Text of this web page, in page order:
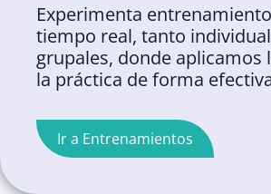
Experimenta
tiempo real, tanto
grupales, donde aplicamos
la práctica de forma
Ir a Entrenamientos